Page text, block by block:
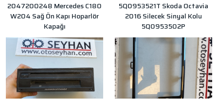
2047200248 Mercedes C180
W204 Sağ Ön Kapı Hoparlör
Kapağı
5Q0953521T Skoda Octavia
2016 Silecek Sinyal Kolu
5Q0953502P